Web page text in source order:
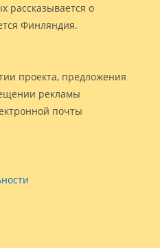
рассказывается о
Финляндия.
проекта, предложения
рекламы
почты